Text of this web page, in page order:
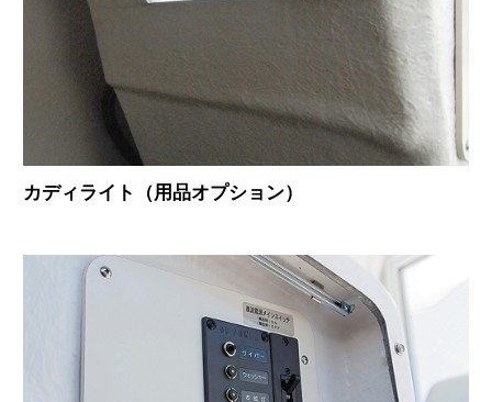
カディライト（用品オプション）